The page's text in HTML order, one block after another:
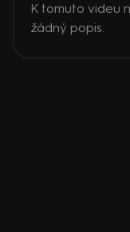
K tomuto videu
žádný popis.